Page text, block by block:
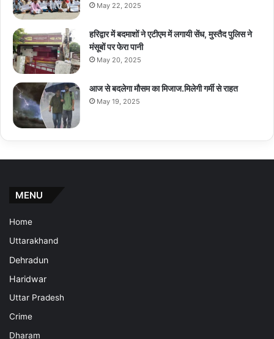
May 22, 2025
हरिद्वार में बदमाशों ने एटीएम में लगायी सेंध, मुस्तैद पुलिस ने
मंसूबों पर फेरा पानी
May 20, 2025
आज से बदलेगा मौसम का मिजाज.मिलेगी गर्मी से राहत
May 19, 2025
MENU
Home
Uttarakhand
Dehradun
Haridwar
Uttar Pradesh
Crime
Dharam